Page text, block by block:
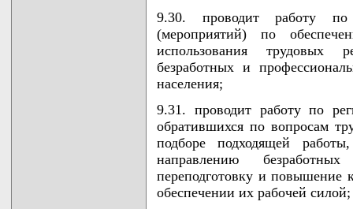
9.30. проводит работу по
(мероприятий) по
использования трудовых
безработных и
населения;
9.31. проводит работу по
обратившихся по вопросам
подборе подходящей
направлению
переподготовку и повышение
обеспечении их рабочей силой;